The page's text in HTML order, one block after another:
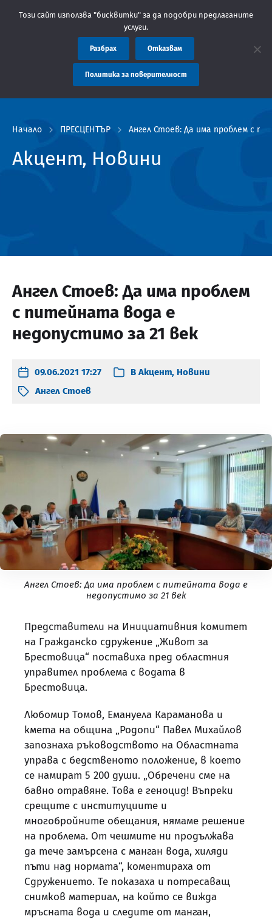
Областна администрация Пловдив препоръчва
Начало ПРЕСЦЕНТЪР Ангел Стоев: Да има проблем с
Акцент, Новини
Ангел Стоев: Да има проблем
с питейната вода е
недопустимо за 21 век
09.06.2021 17:27 В Акцент, Новини
Ангел Стоев
Ангел Стоев: Да има проблем с питейната вода е
недопустимо за 21 век
Представители на Инициативния комитет
на Гражданско сдружение „Живот за
Брестовица“ поставиха пред областния
управител проблема с водата в
Брестовица.
Любомир Томов, Емануела Караманова и
кмета на община „Родопи“ Павел Михайлов
запознаха ръководството на Областната
управа с бедственото положение, в което
се намират 5 200 души. „Обречени сме на
бавно отравяне. Това е геноцид! Въпреки
срещите с институциите и
многобройните обещания, нямаме решение
на проблема. От чешмите ни продължава
да тече замърсена с манган вода, хиляди
пъти над нормата“, коментираха от
Сдружението. Те показаха и потресаващ
снимков материал, на който се вижда
мръсната вода и следите от манган,
Този сайт използва "бисквитки" за да подобри предлаганите
услуги.
Разбрах Отказвам
Политика за поверителност